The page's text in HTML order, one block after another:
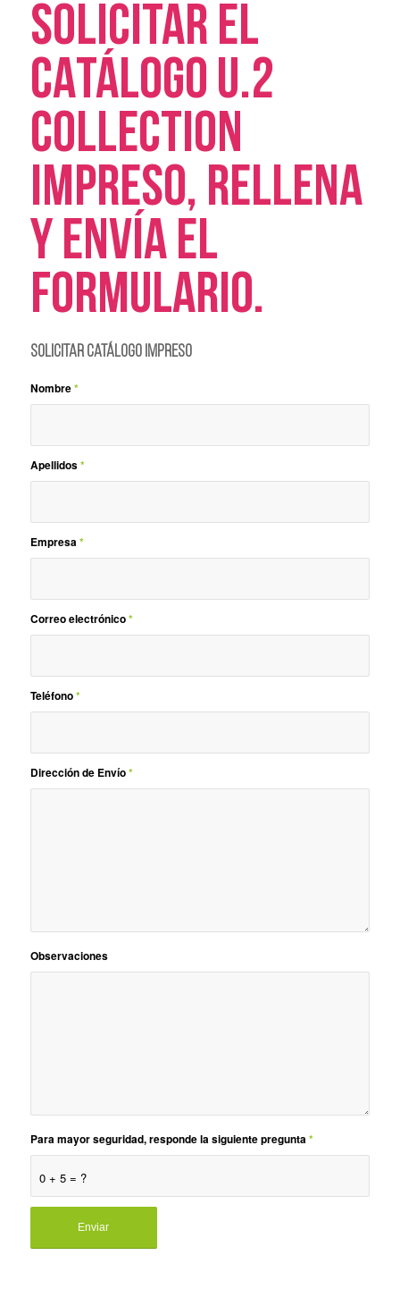
SOLICITAR EL
CATÁLOGO U.2
COLLECTION
IMPRESO, RELLENA
Y ENVÍA EL
FORMULARIO.
Solicitar catálogo impreso
Nombre*
Apellidos*
Empresa *
Correo electrónico*
Teléfono*
Dirección de Envío*
Observaciones
0 + 5 = ?
Para mayor seguridad, responde la siguiente pregunta *